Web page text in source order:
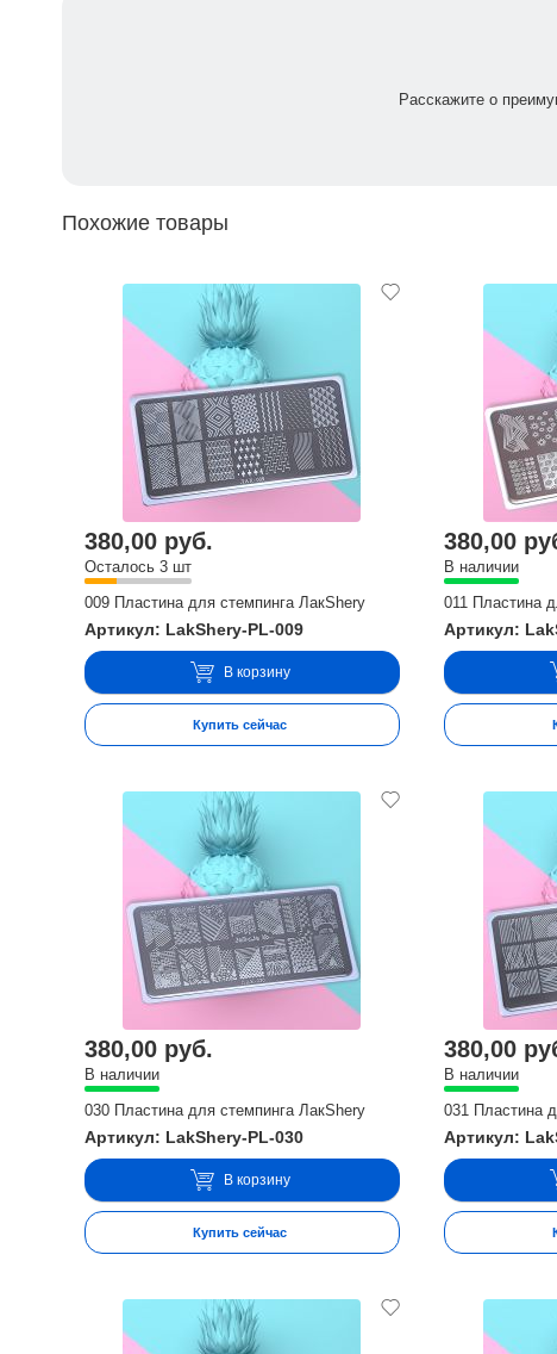
Расскажите о
Похожие товары
380,00 руб.
Осталось 3 шт
009 Пластина для стемпинга ЛакShery
Артикул: LakShery-PL-009
В корзину
Купить сейчас
380,00
В наличии
011 Пластина
Артикул:
380,00 руб.
В наличии
030 Пластина для стемпинга ЛакShery
Артикул: LakShery-PL-030
В корзину
Купить сейчас
380,00
В наличии
031 Пластина
Артикул: